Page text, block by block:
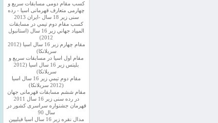
کسب مقام دومی مسابقات سریع و
چهارمی متعارف قهرمانی اسیا - رده
سنی زیر 18 سال -ایران 2013
كسب مقام دوم تيمي در مسابقات
المپياد جهاني زير 16 سال (استانبول
2012)
مقام چهارم زير 16 سال اسيا (2012
سريلانكا)
مقام اول اسيا در مسابقات سريع و
بليتس زير 16 سال اسيا (2012
سريلانكا)
مقام دوم تيمي زير 16 سال اسيا
(2012 سريلانكا)
مقام ششم مسابقات قهرمانی جهان
در رده سنی زیر 16 سال 2011
قهرمان جشنواره سراسری کشور در
سال 90
مدال نقره زیر 16 سال اسیا فیلیپین